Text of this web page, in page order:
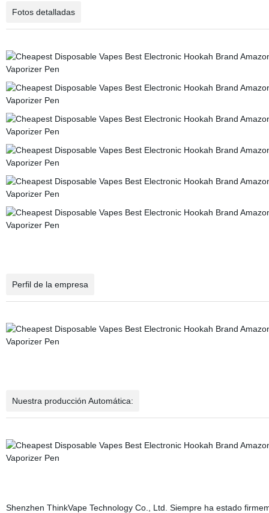
Fotos detalladas
Perfil de la empresa
Nuestra producción Automática:
Shenzhen ThinkVape Technology Co., Ltd. Siempre ha estado